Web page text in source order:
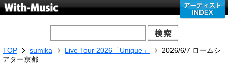
TOP sumika Live Tour 2026「Unique」
2026/6/7 ロームシ
アター京都